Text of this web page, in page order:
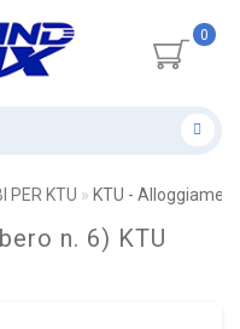
0
PER KTU KTU -
n. 6) KTU